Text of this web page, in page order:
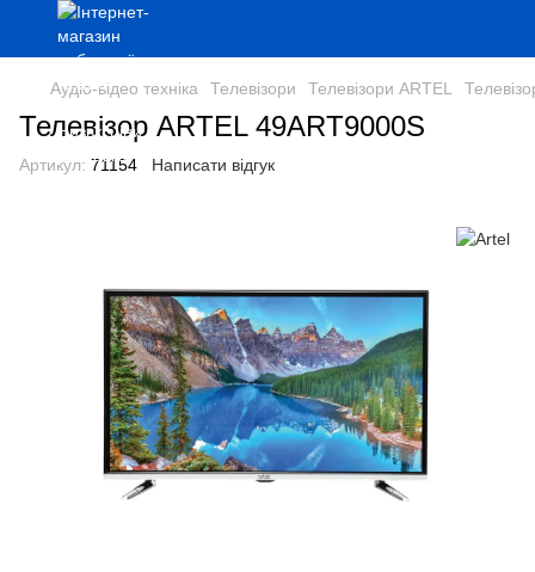
Аудіо-відео техніка Телевізори Телевізори ARTEL
Телевізор ARTEL 49ART9000S
Артикул: 71154 Написати відгук